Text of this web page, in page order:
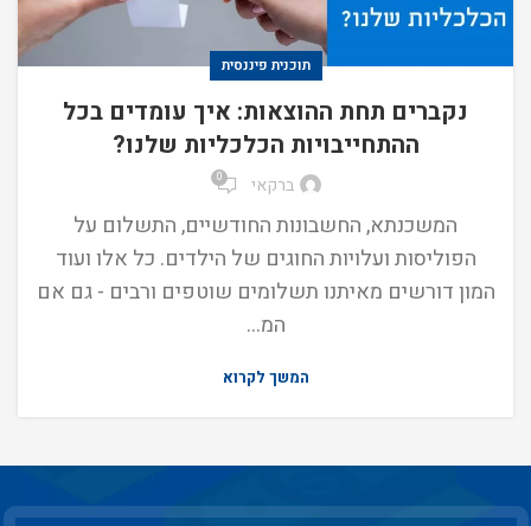
תוכנית פיננסית
נקברים תחת ההוצאות: איך עומדים בכל
ההתחייבויות הכלכליות שלנו?
ברקאי 0
המשכנתא, החשבונות החודשיים, התשלום על
הפוליסות ועלויות החוגים של הילדים. כל אלו ועוד
המון דורשים מאיתנו תשלומים שוטפים ורבים - גם אם
המ...
המשך לקרוא